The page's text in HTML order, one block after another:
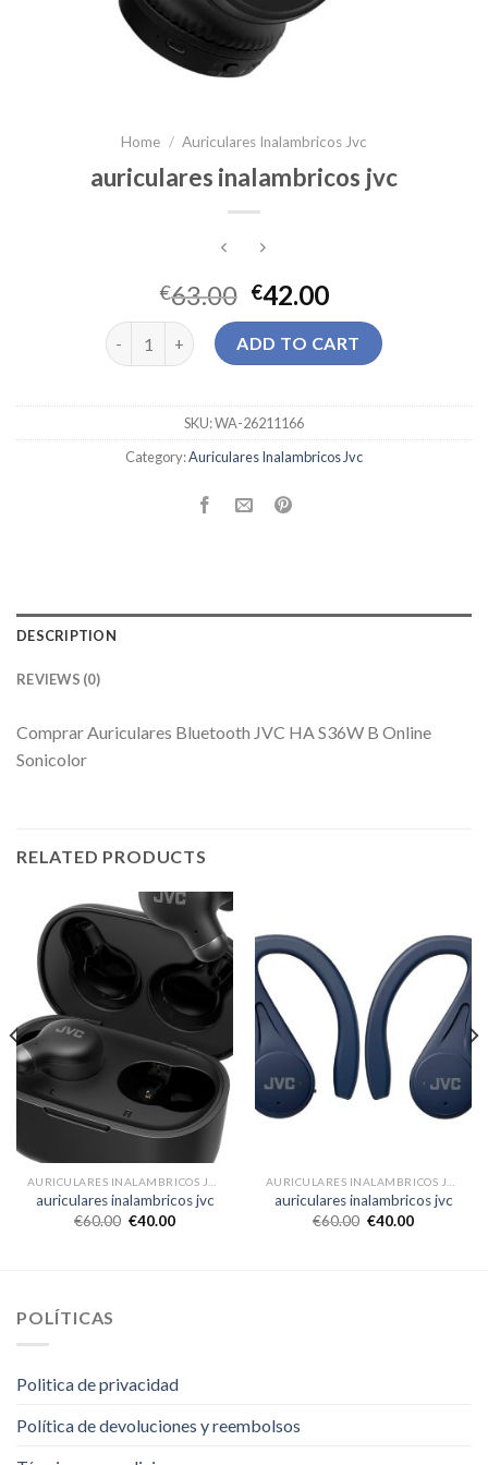
Home / Auriculares Inalambricos Jvc
auriculares inalambricos jvc
€63.00 €42.00
auriculares inalambricos jvc quantity
ADD TO CART
SKU:WA-26211166
Category:Auriculares Inalambricos Jvc
DESCRIPTION
REVIEWS (0)
Comprar Auriculares Bluetooth JVC HA S36W B Online
Sonicolor
RELATED PRODUCTS
auriculares inalambricos jvc
€60.00 €40.00
auriculares inalambricos jvc
€60.00 €40.00
POLÍTICAS
Politica de privacidad
Política de devoluciones y reembolsos